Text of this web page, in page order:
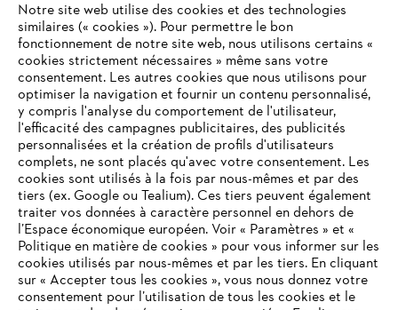
Comment fabriquer un banc de jardin en bois
Notre site web utilise des cookies et des technologies
similaires (« cookies »). Pour permettre le bon
fonctionnement de notre site web, nous utilisons certains «
cookies strictement nécessaires » même sans votre
consentement. Les autres cookies que nous utilisons pour
optimiser la navigation et fournir un contenu personnalisé,
y compris l'analyse du comportement de l'utilisateur,
l'efficacité des campagnes publicitaires, des publicités
personnalisées et la création de profils d'utilisateurs
complets, ne sont placés qu'avec votre consentement. Les
cookies sont utilisés à la fois par nous-mêmes et par des
tiers (ex. Google ou Tealium). Ces tiers peuvent également
traiter vos données à caractère personnel en dehors de
l’Espace économique européen. Voir « Paramètres » et «
Politique en matière de cookies » pour vous informer sur les
cookies utilisés par nous-mêmes et par les tiers. En cliquant
sur « Accepter tous les cookies », vous nous donnez votre
consentement pour l’utilisation de tous les cookies et le